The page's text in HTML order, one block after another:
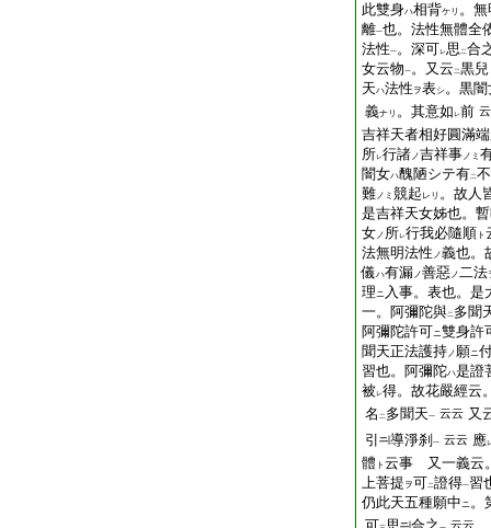
此雙身ハ相背ケリ 。
離一也。法性無體全
法性一。深可レ思 二合
女云物一。又云 二黒兒
天ハ法性 ヲ表シ。黒闇
義ナリ 。其意如 レ前
吉祥天者相好圓滿
所レ行諸ノ吉祥事ノミ
闇女ハ醜陋シテ有二
難ノミ 競起 レリ 。故人
是吉祥天女姊也。
女ノ 所レ行我必隨順 ト
法無明法性 ノ義也。
儀ハ有漏ノ善惡ノ二法
理ニ 入事。表也。是
一。阿彌陀與二 多聞
阿彌陀許可ニ雙身許
聞天正法護持ノ願ニ
習也。阿彌陀ハ是證
被 レ得。故花嚴經云
名 二 多聞天一 云云 又
引
導淨刹 一 云云 應
體 ト 云事 又一義云
上菩提 ヲ可二證得一習
仍此天五種願中ニ。
云云